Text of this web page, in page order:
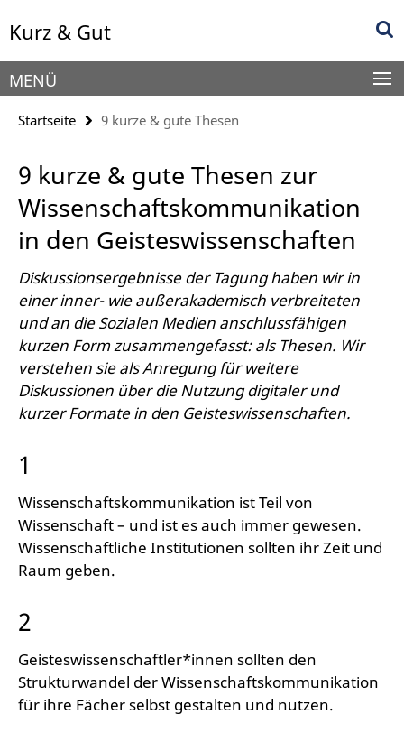
direkt
Inhalt
Kurz & Gut
Service-
Navigation
MENÜ
Startseite 9 kurze & gute Thesen
9 kurze & gute Thesen zur
Wissenschaftskommunikation
in den Geisteswissenschaften
Diskussionsergebnisse der Tagung haben wir in
einer inner- wie außerakademisch verbreiteten
und an die Sozialen Medien anschlussfähigen
kurzen Form zusammengefasst: als Thesen. Wir
verstehen sie als Anregung für weitere
Diskussionen über die Nutzung digitaler und
kurzer Formate in den Geisteswissenschaften.
1
Wissenschaftskommunikation ist Teil von
Wissenschaft – und ist es auch immer gewesen.
Wissenschaftliche Institutionen sollten ihr Zeit und
Raum geben.
2
Geisteswissenschaftler*innen sollten den
Strukturwandel der Wissenschaftskommunikation
für ihre Fächer selbst gestalten und nutzen.